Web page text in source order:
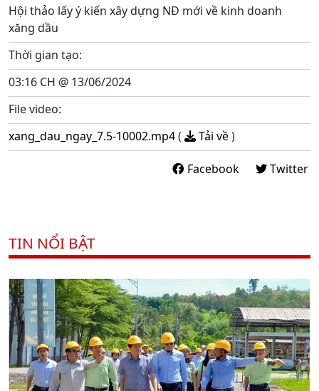
Hội thảo lấy ý kiến xây dựng NĐ mới về kinh doanh
xăng dầu
Thời gian tạo:
03:16 CH @ 13/06/2024
File video:
xang_dau_ngay_7.5-10002.mp4( Tải về)
Twitter
Facebook
TIN NỔI BẬT